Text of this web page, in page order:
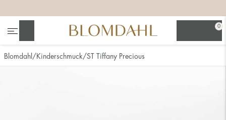
0
Blomdahl Kinderschmuck ST Tiffany Precious